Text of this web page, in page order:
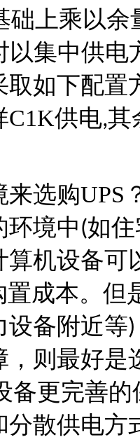
础上乘以余
以集中供电
取如下配置
C1K供电,其
来选购UPS
环境中(如
算机设备可
置成本。
设备附近等)
，则最好是
备更完善的
分散供电方